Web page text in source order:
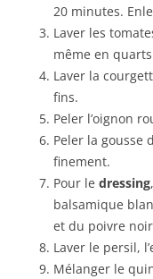
20 minutes.
Laver les
même en
Laver la
fins.
Peler l’oignon
Peler la gousse
finement.
Pour le dressing
balsamique
et du poivre
Laver le persil,
Mélanger le